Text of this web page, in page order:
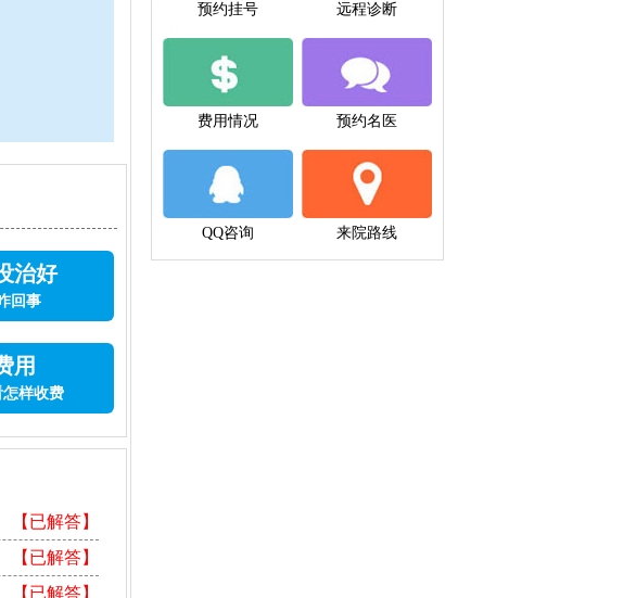
治好
回事
用
怎样收费
【已解答】
【已解答】
【已解答】
预约挂号 远程诊断
费用情况 预约名医
QQ咨询 来院路线